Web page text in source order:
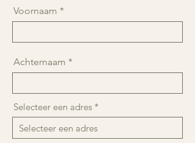
Voornaam
Achternaam
Selecteer een adres